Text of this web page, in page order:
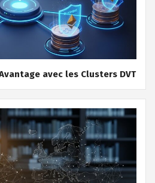
avec les Clusters DVT